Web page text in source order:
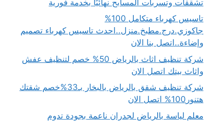
تشققات وتسربات المسابح نهائيًا بخدمة فورية
تاسيس كهرباء متكامل 100%
جاكوزي.درج.مطبخ.منزل..احدث تاسيس كهرباء تصميم
وإضاءة..اتصل بنا الان
شركة تنظيف اثاث بالرياض 50% خصم لتنظيف عفش
واثاث بيتك اتصل الان
شركة تنظيف شقق بالرياض بالبخار بـ33%خصم شقتك
هتنور100% اتصل الان
معلم لياسة بالرياض لجدران ناعمة بجودة تدوم